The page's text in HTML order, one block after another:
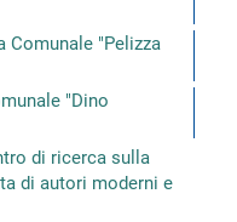
Comunale "Pelizza
"Dino
di ricerca sulla
di autori moderni e